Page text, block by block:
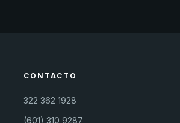
CONTACTO
322 362 1928
(601) 310 9287